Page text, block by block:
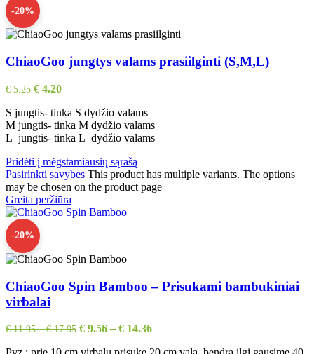
-20%
ChiaoGoo jungtys valams prasiilginti (S,M,L)
€5.25 € 4.20
S jungtis- tinka S dydžio valams
M jungtis- tinka M dydžio valams
L jungtis- tinka L dydžio valams
Pridėti į mėgstamiausių sąrašą
Pasirinkti savybes This product has multiple variants. The options
may be chosen on the product page
Greita peržiūra
-20%
ChiaoGoo Spin Bamboo – Prisukami bambukiniai
virbalai
€11.95–€17.95 € 9.56 – € 14.36